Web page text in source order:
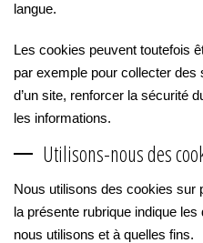
langue.
Les cookies peuvent toutefois
par exemple pour collecter
d’un site, renforcer la sécurité
les informations.
Utilisons-nous des
Nous utilisons des cookies sur
la présente rubrique indique
nous utilisons et à quelles fins.